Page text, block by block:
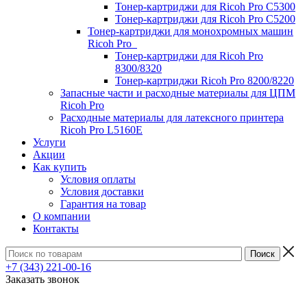
Тонер-картриджи для Ricoh Pro C5300
Тонер-картриджи для Ricoh Pro C5200
Тонер-картриджи для монохромных машин
Ricoh Pro
Тонер-картриджи для Ricoh Pro
8300/8320
Тонер-картриджи Ricoh Pro 8200/8220
Запасные части и расходные материалы для ЦПМ
Ricoh Pro
Расходные материалы для латексного принтера
Ricoh Pro L5160E
Услуги
Акции
Как купить
Условия оплаты
Условия доставки
Гарантия на товар
О компании
Контакты
+7 (343) 221-00-16
Заказать звонок